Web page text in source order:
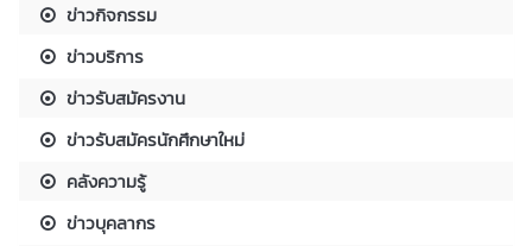
ข่าวกิจกรรม
ข่าวบริการ
ข่าวรับสมัครงาน
ข่าวรับสมัครนักศึกษาใหม่
คลังความรู้
ข่าวบุคลากร